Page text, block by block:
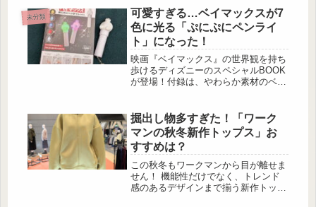
は、見た目から季節感が出るうえに、
やさしく体のラインを包み込んでくれ
るのが魅力。今回はしまむらで見つけ
た、着映え・体型カバー・差し色まで
叶う“ふわもこカーデ”を、実際のコー
ディネート例と一緒にまとめました♡
体型カバーにも役立つフェザー！ こ
の投稿をInstagramで...
未分類
可愛すぎる…ベイマックスが7
色に光る「ぷにぷにペンライ
ト」になった！
映画『ベイマックス』の世界観を持ち
歩けるディズニーのスペシャルBOOK
が登場！付録は、やわらか素材のベイ
夜道や非常時のライトとしても活躍し
ます。Disney ベイマックス ぷにぷに
ペンライトBOOK付録：7色に光る“ぷ
にぷに”ベイマックス ペンライト 出
典:beautyまとめ 表紙はカラフルに
発光するベイマックスがずらり！7色
切り替えやキーチェーン付きなど、使
い勝手の良いポイントがひ...
掘出し物多すぎた！「ワーク
マンの秋冬新作トップス」お
すすめは？
この秋冬もワークマンから目が離せま
せん！ 機能性だけでなく、トレンド
感のあるデザインまで揃う新作トップ